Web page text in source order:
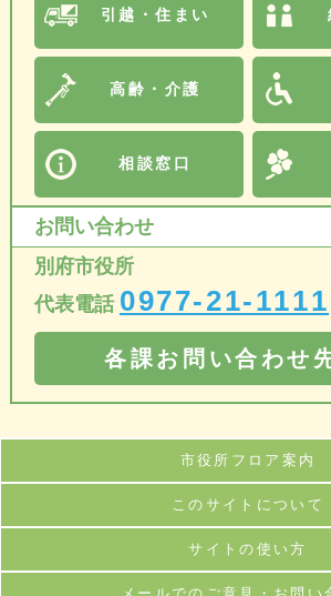
引越・住まい
高齢・介護
相談窓口
お問い合わせ
別府市役所
代表電話 0977-21-1111
各課お問い合わせ
市役所フロア案内
このサイトについて
サイトの使い方